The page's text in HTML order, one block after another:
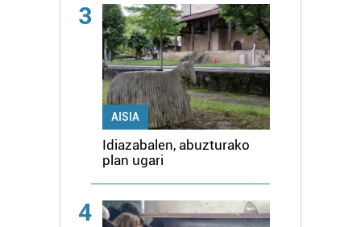
3
AISIA
Idiazabalen, abuzturako
plan ugari
4